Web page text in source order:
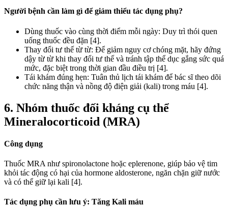
Người bệnh cần làm gì để giảm thiểu tác dụng phụ?
Dùng thuốc vào cùng thời điểm mỗi ngày: Duy trì thói quen
uống thuốc đều đặn [4].
Thay đổi tư thế từ từ: Để giảm nguy cơ chóng mặt, hãy đứng
dậy từ từ khi thay đổi tư thế và tránh tập thể dục gắng sức quá
mức, đặc biệt trong thời gian đầu điều trị [4].
Tái khám đúng hẹn: Tuân thủ lịch tái khám để bác sĩ theo dõi
chức năng thận và nồng độ điện giải (kali) trong máu [4].
6. Nhóm thuốc đối kháng cụ thể
Mineralocorticoid (MRA)
Công dụng
Thuốc MRA như spironolactone hoặc eplerenone, giúp bảo vệ tim
khỏi tác động có hại của hormone aldosterone, ngăn chặn giữ nước
và có thể giữ lại kali [4].
Tác dụng phụ cần lưu ý: Tăng Kali máu